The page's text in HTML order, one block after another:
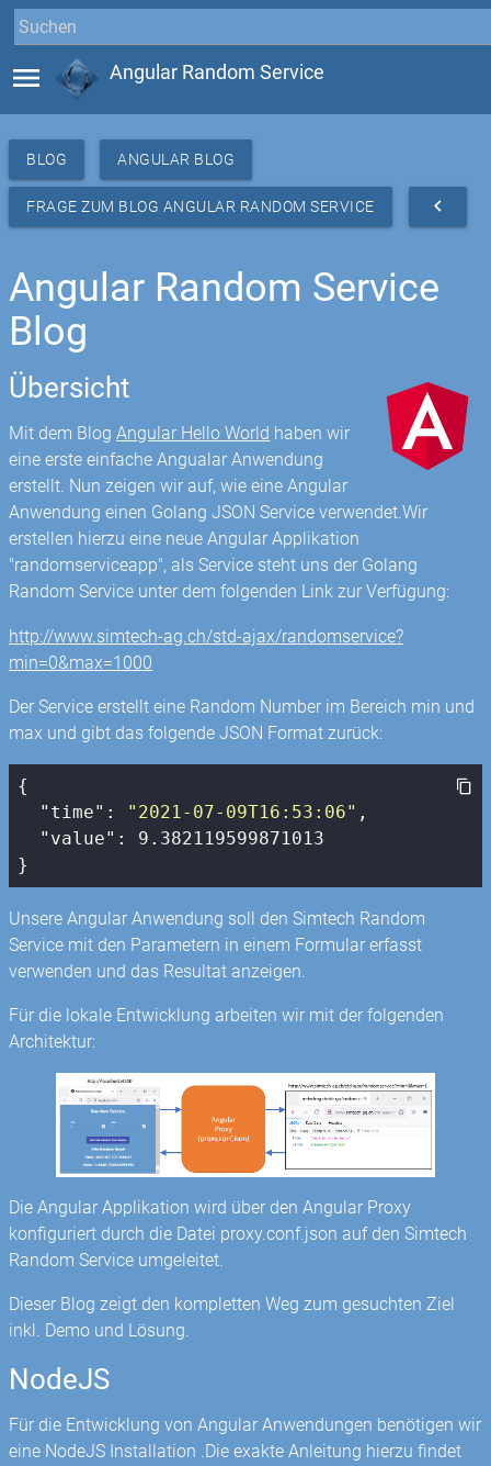
menu Angular Random Service
BLOG ANGULAR BLOG
FRAGE ZUM BLOG ANGULAR RANDOM SERVICE navigate_before
Angular Random Service
Blog
Übersicht
Mit dem BlogAngular Hello World haben wir
eine erste einfache Angualar Anwendung
erstellt. Nun zeigen wir auf, wie eine Angular
Anwendung einen Golang JSON Service verwendet.Wir
erstellen hierzu eine neue Angular Applikation
"randomserviceapp", als Service steht uns der Golang
Random Service unter dem folgenden Link zur Verfügung:
http://www.simtech-ag.ch/std-ajax/randomservice?
min=0&max=1000
Der Service erstellt eine Random Number im Bereich min und
max und gibt das folgende JSON Format zurück:
{
"time" : "2021-07-09T16:53:06" ,
"value" : 9.382119599871013
}
Unsere Angular Anwendung soll den Simtech Random
Service mit den Parametern in einem Formular erfasst
verwenden und das Resultat anzeigen.
Für die lokale Entwicklung arbeiten wir mit der folgenden
Architektur:
Die Angular Applikation wird über den Angular Proxy
konfiguriert durch die Datei proxy.conf.json auf den Simtech
Random Service umgeleitet.
Dieser Blog zeigt den kompletten Weg zum gesuchten Ziel
inkl. Demo und Lösung.
NodeJS
Für die Entwicklung von Angular Anwendungen benötigen wir
eine NodeJS Installation .Die exakte Anleitung hierzu findet